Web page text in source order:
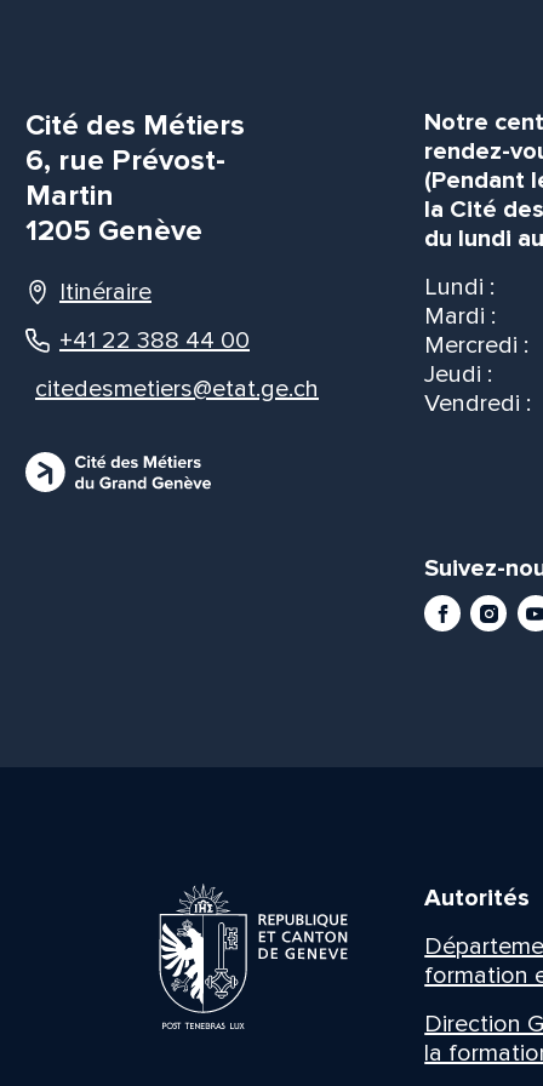
Cité des Métiers
6, rue Prévost-
Martin
1205 Genève
Itinéraire
+41 22 388 44 00
citedesmetiers@etat.ge.ch
Notre
rendez-
(Pendant
la Cité
du lundi
Lundi :
Mardi :
Mercredi :
Jeudi :
Vendredi :
Suivez-
Facebook
Autorités
formation
Direction
la